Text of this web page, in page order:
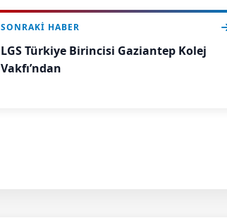
SONRAKI HABER
LGS Türkiye Birincisi Gaziantep Kolej
Vakfı’ndan